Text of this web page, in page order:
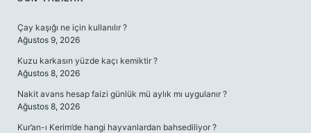
SIDEBAR
Çay kaşığı ne için kullanılır ?
Ağustos 9, 2026
Kuzu karkasın yüzde kaçı kemiktir ?
Ağustos 8, 2026
Nakit avans hesap faizi günlük mü aylık mı uygulanır ?
Ağustos 8, 2026
Kur’an-ı Kerim’de hangi hayvanlardan bahsediliyor ?